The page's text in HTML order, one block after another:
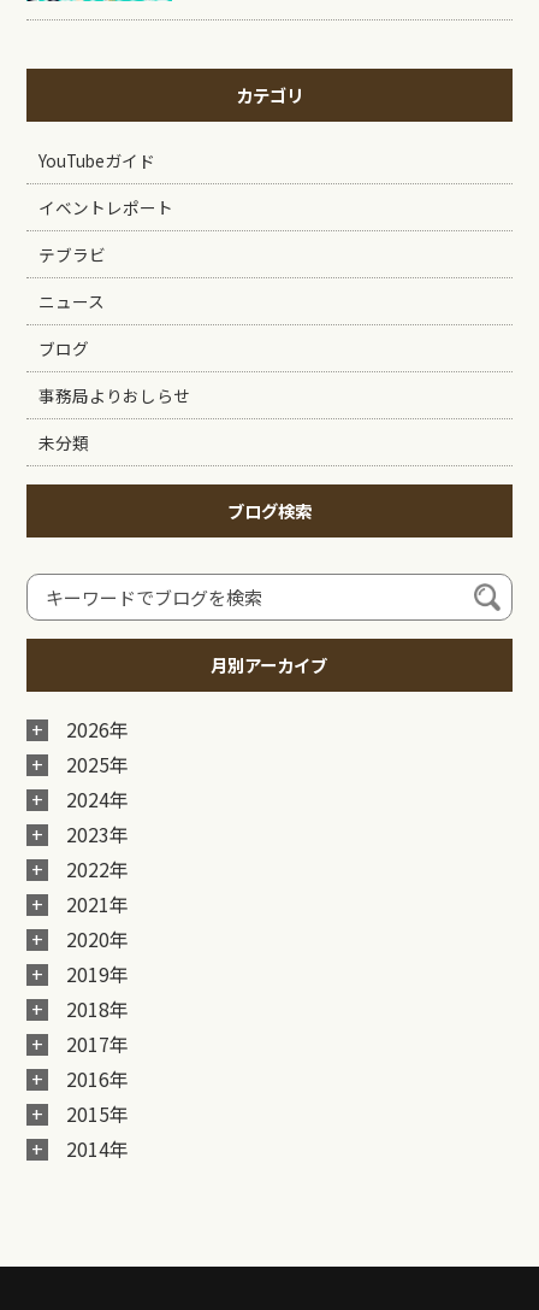
カテゴリ
YouTubeガイド
イベントレポート
テブラビ
ニュース
ブログ
事務局よりおしらせ
未分類
ブログ検索
月別アーカイブ
2026年
2025年
2024年
2023年
2022年
2021年
2020年
2019年
2018年
2017年
2016年
2015年
2014年